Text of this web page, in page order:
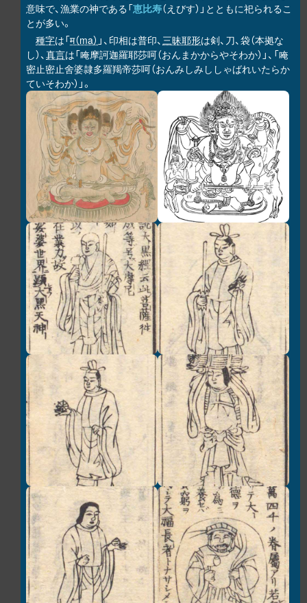
意味で、漁業の神である「恵比寿（えびす）」とともに祀られるこ
とが多い。
種字は「म（ma） 」、印相は普印、三昧耶形は剣、刀、袋（本拠な
し）、真言は「唵摩訶迦羅耶莎呵（おんまかからやそわか）」、「唵
密止密止舍婆隷多羅羯帝莎呵（おんみしみししゃばれいたらか
ていそわか）」。